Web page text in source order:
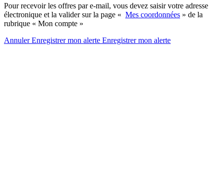
Pour recevoir les offres par e-mail, vous devez saisir votre adresse
électronique et la valider sur la page « Mes coordonnées » de la
rubrique « Mon compte »
AnnulerEnregistrer mon alerte Enregistrermon alerte